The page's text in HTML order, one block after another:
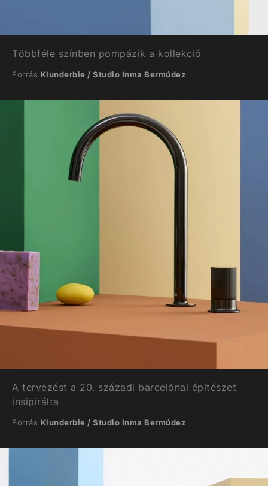
Többféle színben pompázik a kollekció
Forrás Klunderbie / Studio Inma Bermúdez
A tervezést a 20. századi barcelónai építészet
insipirálta
Forrás Klunderbie / Studio Inma Bermúdez